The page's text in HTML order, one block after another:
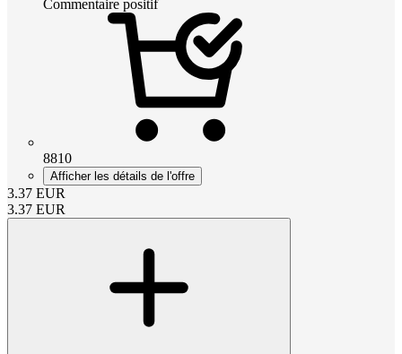
Commentaire positif
8810
Afficher les détails de l'offre
3.37 EUR
3.37 EUR